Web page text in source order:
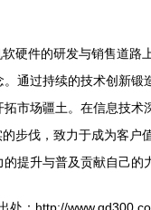
硬件的研发与销售道路
通过持续的技术创新锻
市场疆土。在信息技术
步伐，致力于成为客户
提升与普及贡献自己的